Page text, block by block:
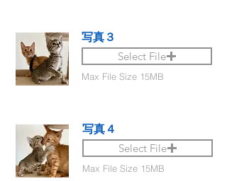
写真３
Select File
Max File Size 15MB
写真４
Select File
Max File Size 15MB